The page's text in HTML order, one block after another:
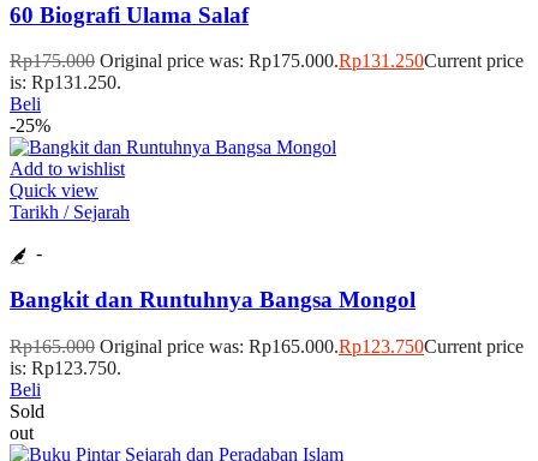
60 Biografi Ulama Salaf
Rp175.000 Original price was: Rp175.000.Rp131.250Current price
is: Rp131.250.
Beli
-25%
Add to wishlist
Quick view
Tarikh / Sejarah
-
Bangkit dan Runtuhnya Bangsa Mongol
Rp165.000 Original price was: Rp165.000.Rp123.750Current price
is: Rp123.750.
Beli
Sold
out